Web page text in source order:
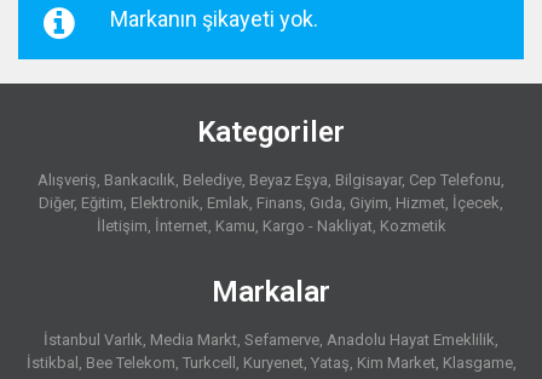
Markanın şikayeti yok.
Kategoriler
Alışveriş Bankacılık Belediye Beyaz Eşya Bilgisayar Cep Telefonu
Diğer Eğitim Elektronik Emlak Finans Gıda Giyim Hizmet İçecek
İletişim İnternet Kamu Kargo - Nakliyat Kozmetik
Markalar
İstanbul Varlık Media Markt Sefamerve Anadolu Hayat Emeklilik
İstikbal
Bee Telekom Turkcell Kuryenet Yataş Kim Market Klasgame